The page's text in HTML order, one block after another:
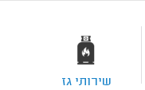
שירותי גז